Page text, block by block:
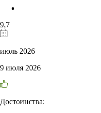
9,7
июль 2026
9 июля 2026
Достоинства: